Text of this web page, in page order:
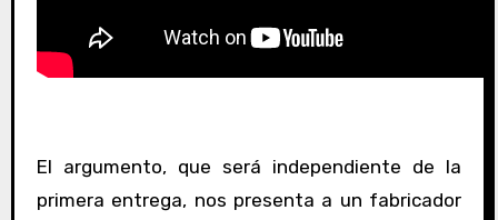
El argumento, que será independiente de la
primera entrega, nos presenta a un fabricador